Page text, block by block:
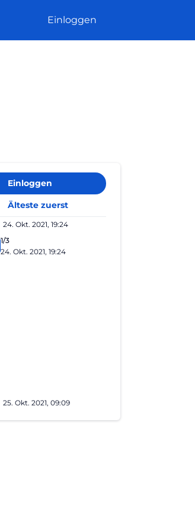
Einloggen
Einloggen
Älteste zuerst
24. Okt. 2021, 19:24
1/3
24. Okt. 2021, 19:24
25. Okt. 2021, 09:09